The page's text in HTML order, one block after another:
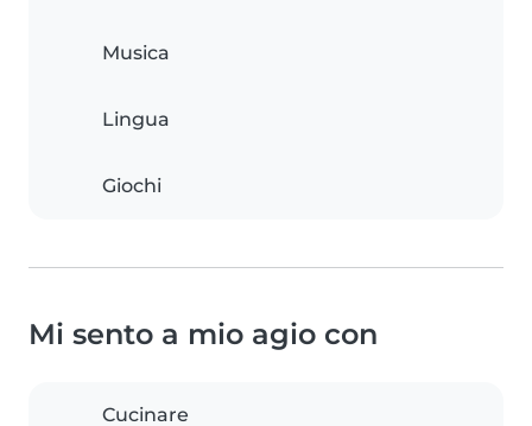
Musica
Lingua
Giochi
Mi sento a mio agio con
Cucinare